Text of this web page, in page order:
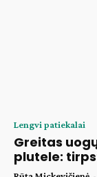
Lengvi patiekalai
Greitas
plutele: